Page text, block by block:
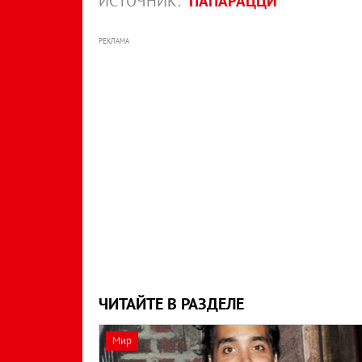
РЕКЛАМА
ЧИТАЙТЕ В РАЗДЕЛЕ
Мир